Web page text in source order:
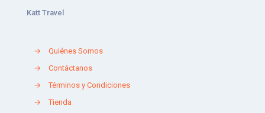
Katt Travel
→
Quiénes Somos
→
Contáctanos
→
Términos y Condiciones
→
Tienda